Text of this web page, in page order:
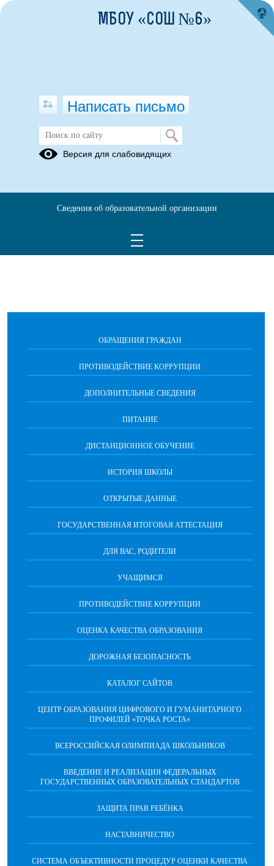
Комиссия по соблюдению
требований к служебному
конфликта интересов
(аттестационная комиссия)
ОБРАЩЕНИЯ ГРАЖДАН
ПРОТИВОДЕЙСТВИЕ КОРРУПЦИИ
ДОПОЛНИТЕЛЬНЫЕ СВЕДЕНИЯ
ПИТАНИЕ
ДИСТАНЦИОННОЕ ОБУЧЕНИЕ
ИСТОРИЯ ШКОЛЫ
ОТКРЫТЫЕ ДАННЫЕ
ГОСУДАРСТВЕННАЯ ИТОГОВАЯ АТТЕСТАЦИЯ
ДЛЯ ВАС, РОДИТЕЛИ
УЧАЩИМСЯ
ПРОТИВОДЕЙСТВИЕ КОРРУПЦИИ
ОЦЕНКА КАЧЕСТВА ОБРАЗОВАНИЯ
ДОРОЖНАЯ БЕЗОПАСНОСТЬ
КАТАЛОГ САЙТОВ
ЦЕНТР ОБРАЗОВАНИЯ ЦИФРОВОГО И ГУМАНИТАРНОГО
ПРОФИЛЕЙ «ТОЧКА РОСТА»
ВСЕРОССИЙСКАЯ ОЛИМПИАДА ШКОЛЬНИКОВ
ВВЕДЕНИЕ И РЕАЛИЗАЦИЯ ФЕДЕРАЛЬНЫХ
ГОСУДАРСТВЕННЫХ ОБРАЗОВАТЕЛЬНЫХ СТАНДАРТОВ
ЗАЩИТА ПРАВ РЕБЁНКА
НАСТАВНИЧЕСТВО
CИСТЕМА ОБЪЕКТИВНОСТИ ПРОЦЕДУР ОЦЕНКИ КАЧЕСТВА
МБОУ «СОШ №6»
Написать письмо
Версия для слабовидящих
Сведения об образовательной организации